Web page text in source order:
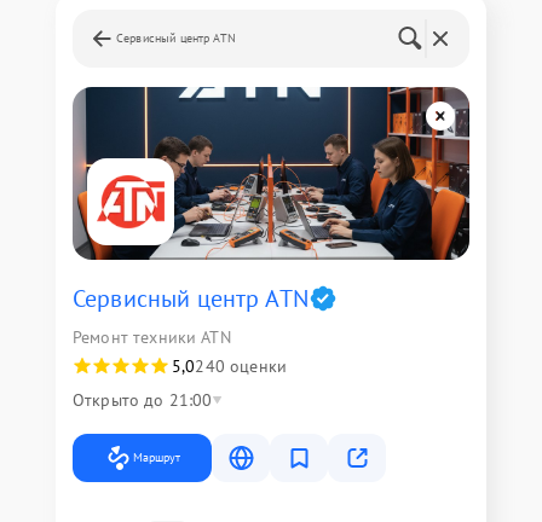
Сервисный центр ATN
Сервисный центр ATN
Ремонт техники ATN
5,0240 оценки
Открыто до 21:00
Маршрут